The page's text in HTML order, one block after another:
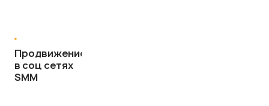
Продвижение
в соц сетях
SMM